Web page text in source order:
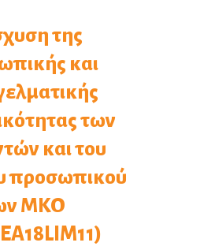
της
και
των
και του
προσωπικού
ΜΚΟ